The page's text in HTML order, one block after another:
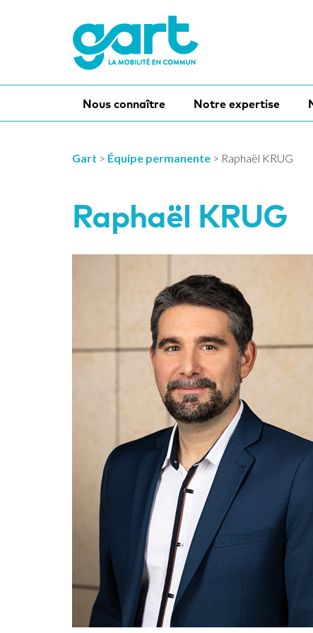
Nous connaître Notre expertise
Gart > Équipe permanente > Raphaël KRUG
Raphaël KRUG